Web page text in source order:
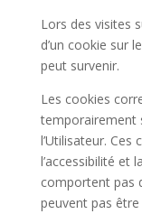
Lors des visites
d’un cookie sur
peut survenir.
Les cookies
temporairement
l’Utilisateur.
l’accessibilité et
comportent pas
peuvent pas être